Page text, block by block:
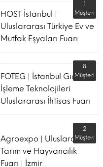
HOST İstanbul |
Uluslararası Türkiye Ev ve
Mutfak Eşyaları Fuarı
1
Müşteri
FOTEG | İstanbul Gıda
İşleme Teknolojileri
Uluslararası İhtisas Fuarı
8
Müşteri
Agroexpo | Uluslararası
Tarım ve Hayvancılık
Fuarı | İzmir
2
Müşteri